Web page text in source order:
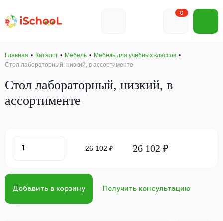
0
Главная Каталог Мебель
Мебель для учебных классов
Стол лабораторный, низкий, в ассортименте
Стол лабораторный, низкий, в
ассортименте
26 102 ₽ 26 102 ₽
Добавить в корзину Получить консультацию